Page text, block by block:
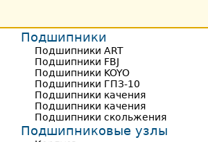
Подшипники
Подшипники ART
Подшипники FBJ
Подшипники KOYO
Подшипники ГПЗ-10
Подшипники качения
Подшипники качения
Подшипники скольжения
Подшипниковые узлы